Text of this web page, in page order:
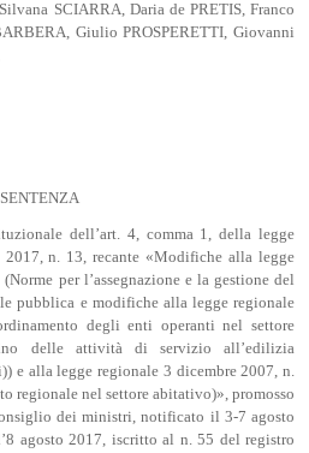
SCIARRA, Daria de PRETIS, Franco
Giulio PROSPERETTI, Giovanni
SENTENZA
dell’art. 4, comma 1, della legge
n. 13, recante «Modifiche alla legge
per l’assegnazione e la gestione del
pubblica e modifiche alla legge regionale
degli enti operanti nel settore
delle attività di servizio all’edilizia
e alla legge regionale 3 dicembre 2007, n.
regionale nel settore abitativo)», promosso
dei ministri, notificato il 3-7 agosto
agosto 2017, iscritto al n. 55 del registro